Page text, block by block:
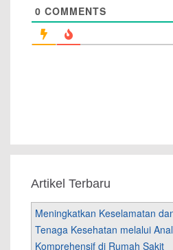
0 COMMENTS
Artikel Terbaru
Meningkatkan Keselamatan
Tenaga Kesehatan melalui
Komprehensif di Rumah Sakit